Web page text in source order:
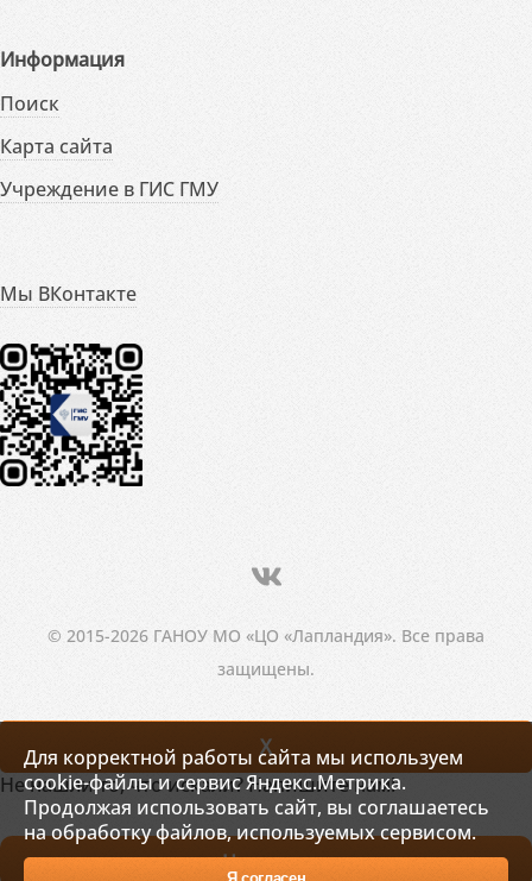
Информация
Поиск
Карта сайта
Учреждение в ГИС ГМУ
Мы ВКонтакте
© 2015-2026 ГАНОУ МО «ЦО «Лапландия». Все права
защищены.
Для корректной работы сайта мы используем
cookie-файлы и сервис Яндекс.Метрика.
Продолжая использовать сайт, вы соглашаетесь
на обработку файлов, используемых сервисом.
X
Не нашли то, что искали? Напишите нам!
Написать